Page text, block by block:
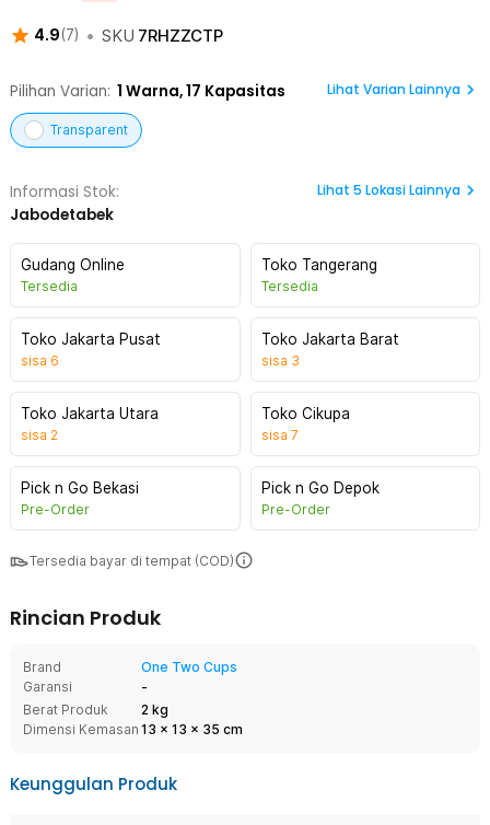
4.9(7) • SKU 7RHZZCTP
Pilihan Varian: 1 Warna,17 Kapasitas Lihat Varian Lainnya
Transparent
Informasi Stok:
Jabodetabek
Lihat 5 Lokasi Lainnya
Gudang Online
Tersedia
Toko Tangerang
Tersedia
Toko Jakarta Pusat
sisa 6
Toko Jakarta Barat
sisa 3
Toko Jakarta Utara
sisa 2
Toko Cikupa
sisa 7
Pick n Go Bekasi
Pre-Order
Pick n Go Depok
Pre-Order
Tersedia bayar di tempat (COD)
Rincian Produk
Brand
One Two Cups
Garansi
-
Berat Produk
2 kg
Dimensi Kemasan 13 x 13 x 35 cm
Keunggulan Produk